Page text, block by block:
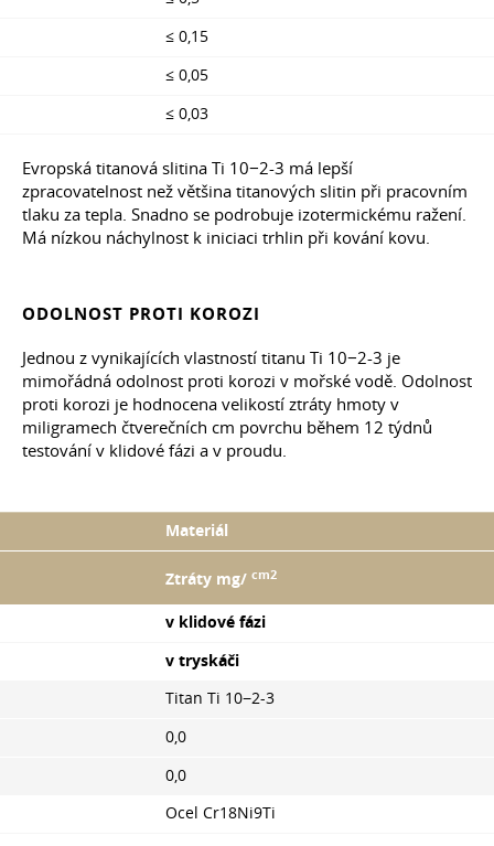
≤ 0,15
≤ 0,05
≤ 0,03
Evropská titanová slitina Ti 10−2-3 má lepší
zpracovatelnost než většina titanových slitin při pracovním
tlaku za tepla. Snadno se podrobuje izotermickému ražení.
Má nízkou náchylnost k iniciaci trhlin při kování kovu.
ODOLNOST PROTI KOROZI
Jednou z vynikajících vlastností titanu Ti 10−2-3 je
mimořádná odolnost proti korozi v mořské vodě. Odolnost
proti korozi je hodnocena velikostí ztráty hmoty v
miligramech čtverečních cm povrchu během 12 týdnů
testování v klidové fázi a v proudu.
Materiál
Ztráty mg/ cm2
v klidové fázi
v tryskáči
Titan Ti 10−2-3
0,0
0,0
Ocel Cr18Ni9Ti